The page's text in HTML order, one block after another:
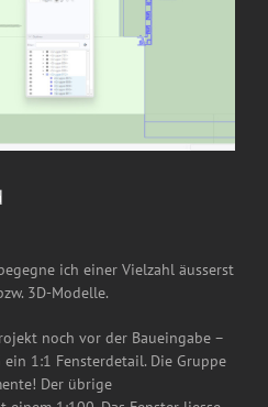
ich einer Vielzahl äusserst
3D-Modelle.
noch vor der Baueingabe –
1:1 Fensterdetail. Die Gruppe
Der übrige